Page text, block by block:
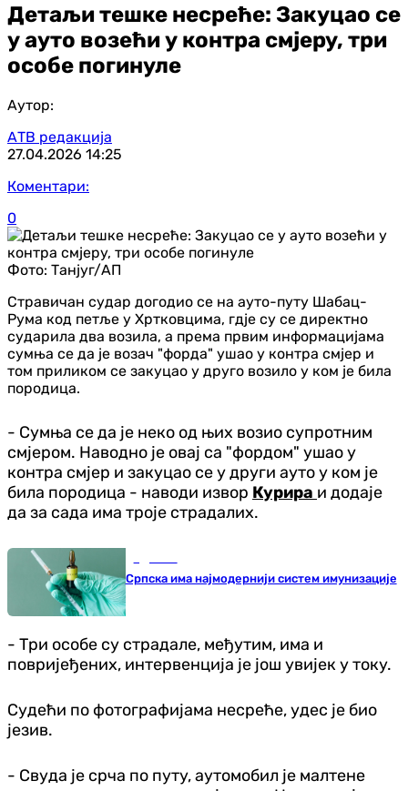
Детаљи тешке несреће: Закуцао се
у ауто возећи у контра смјеру, три
особе погинуле
Аутор:
АТВ редакција
27.04.2026 14:25
Коментари:
0
Фото: Танјуг/АП
Стравичан судар догодио се на ауто-путу Шабац-
Рума код петље у Хртковцима, гдје су се директно
сударила два возила, а према првим информацијама
сумња се да је возач "форда" ушао у контра смјер и
том приликом се закуцао у друго возило у ком је била
породица.
- Сумња се да је неко од њих возио супротним
смјером. Наводно је овај са "фордом" ушао у
контра смјер и закуцао се у други ауто у ком је
била породица - наводи извор Курира и додаје
да за сада има троје страдалих.
Српска има најмодернији систем имунизације
- Три особе су страдале, међутим, има и
повријеђених, интервенција је још увијек у току.
Судећи по фотографијама несреће, удес је био
језив.
- Свуда је срча по путу, аутомобил је малтене